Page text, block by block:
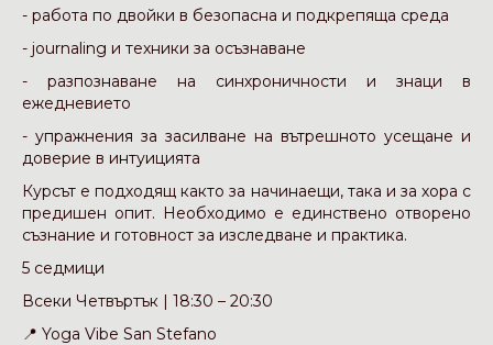
- работа по двойки в безопасна и подкрепяща среда
- journaling и техники за осъзнаване
- разпознаване на синхроничности и знаци в
ежедневието
- упражнения за засилване на вътрешното усещане и
доверие в интуицията
Курсът е подходящ както за начинаещи, така и за хора с
предишен опит. Необходимо е единствено отворено
съзнание и готовност за изследване и практика.
5 седмици
Всеки Четвъртък | 18:30 – 20:30
📍 Yoga Vibe San Stefano